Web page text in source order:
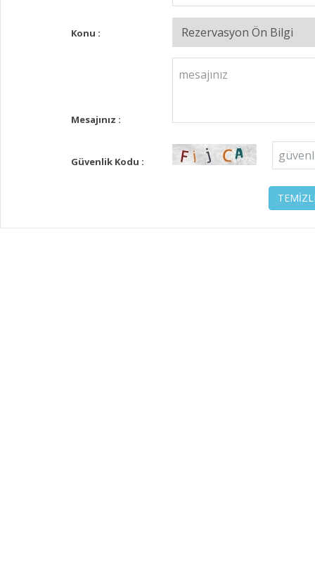
Konu :
Mesajınız :
Güvenlik Kodu :